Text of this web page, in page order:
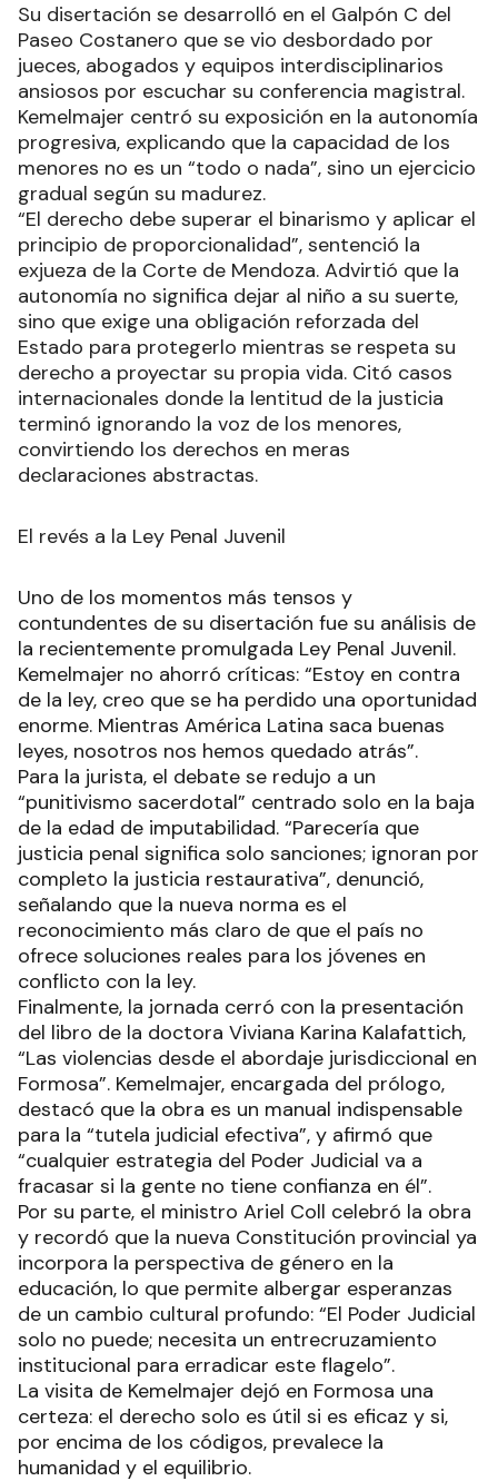
Su disertación se desarrolló en el Galpón C del
Paseo Costanero que se vio desbordado por
jueces, abogados y equipos interdisciplinarios
ansiosos por escuchar su conferencia magistral.
Kemelmajer centró su exposición en la autonomía
progresiva, explicando que la capacidad de los
menores no es un “todo o nada”, sino un ejercicio
gradual según su madurez.
“El derecho debe superar el binarismo y aplicar el
principio de proporcionalidad”, sentenció la
exjueza de la Corte de Mendoza. Advirtió que la
autonomía no significa dejar al niño a su suerte,
sino que exige una obligación reforzada del
Estado para protegerlo mientras se respeta su
derecho a proyectar su propia vida. Citó casos
internacionales donde la lentitud de la justicia
terminó ignorando la voz de los menores,
convirtiendo los derechos en meras
declaraciones abstractas.
El revés a la Ley Penal Juvenil
Uno de los momentos más tensos y
contundentes de su disertación fue su análisis de
la recientemente promulgada Ley Penal Juvenil.
Kemelmajer no ahorró críticas: “Estoy en contra
de la ley, creo que se ha perdido una oportunidad
enorme. Mientras América Latina saca buenas
leyes, nosotros nos hemos quedado atrás”.
Para la jurista, el debate se redujo a un
“punitivismo sacerdotal” centrado solo en la baja
de la edad de imputabilidad. “Parecería que
justicia penal significa solo sanciones; ignoran por
completo la justicia restaurativa”, denunció,
señalando que la nueva norma es el
reconocimiento más claro de que el país no
ofrece soluciones reales para los jóvenes en
conflicto con la ley.
Finalmente, la jornada cerró con la presentación
del libro de la doctora Viviana Karina Kalafattich,
“Las violencias desde el abordaje jurisdiccional en
Formosa”. Kemelmajer, encargada del prólogo,
destacó que la obra es un manual indispensable
para la “tutela judicial efectiva”, y afirmó que
“cualquier estrategia del Poder Judicial va a
fracasar si la gente no tiene confianza en él”.
Por su parte, el ministro Ariel Coll celebró la obra
y recordó que la nueva Constitución provincial ya
incorpora la perspectiva de género en la
educación, lo que permite albergar esperanzas
de un cambio cultural profundo: “El Poder Judicial
solo no puede; necesita un entrecruzamiento
institucional para erradicar este flagelo”.
La visita de Kemelmajer dejó en Formosa una
certeza: el derecho solo es útil si es eficaz y si,
por encima de los códigos, prevalece la
humanidad y el equilibrio.